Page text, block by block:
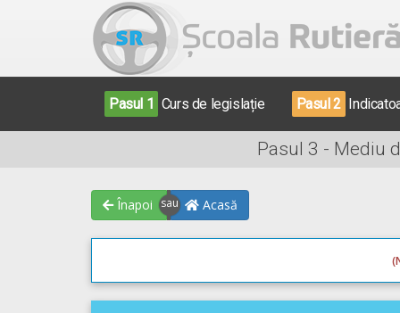
Pasul 1 Curs de legislație Pasul 2
Pasul 3 - Mediu
Înapoi Acasă